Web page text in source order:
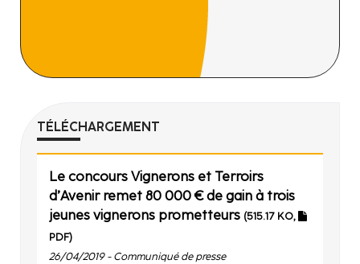
TÉLÉCHARGEMENT
Le concours Vignerons et Terroirs
d’Avenir remet 80 000 € de gain à trois
jeunes vignerons prometteurs (515.17 KO,
PDF)
26/04/2019 - Communiqué de presse